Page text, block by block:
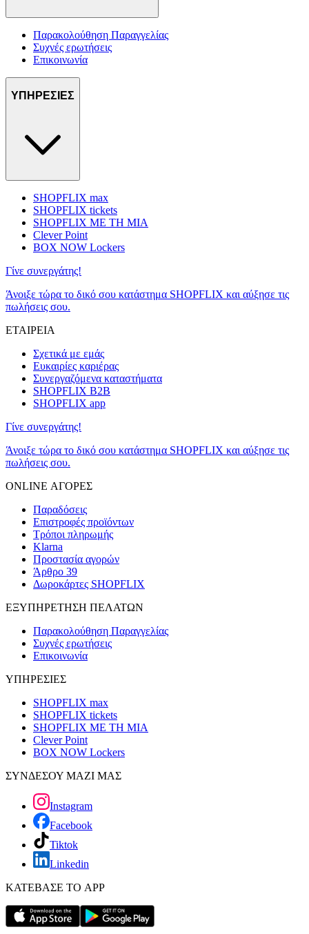
Παρακολούθηση Παραγγελίας
Συχνές ερωτήσεις
Επικοινωνία
ΥΠΗΡΕΣΙΕΣ
SHOPFLIX max
SHOPFLIX tickets
SHOPFLIX ΜΕ ΤΗ ΜΙΑ
Clever Point
BOX NOW Lockers
Γίνε συνεργάτης!
Άνοιξε τώρα το δικό σου κατάστημα SHOPFLIX και αύξησε τις
πωλήσεις σου.
ΕΤΑΙΡΕΙΑ
Σχετικά με εμάς
Ευκαιρίες καριέρας
Συνεργαζόμενα καταστήματα
SHOPFLIX B2B
SHOPFLIX app
Γίνε συνεργάτης!
Άνοιξε τώρα το δικό σου κατάστημα SHOPFLIX και αύξησε τις
πωλήσεις σου.
ONLINE ΑΓΟΡΕΣ
Παραδόσεις
Επιστροφές προϊόντων
Τρόποι πληρωμής
Klarna
Προστασία αγορών
Άρθρο 39
Δωροκάρτες SHOPFLIX
ΕΞΥΠΗΡΕΤΗΣΗ ΠΕΛΑΤΩΝ
Παρακολούθηση Παραγγελίας
Συχνές ερωτήσεις
Επικοινωνία
ΥΠΗΡΕΣΙΕΣ
SHOPFLIX max
SHOPFLIX tickets
SHOPFLIX ΜΕ ΤΗ ΜΙΑ
Clever Point
BOX NOW Lockers
ΣΥΝΔΕΣΟΥ ΜΑΖΙ ΜΑΣ
Instagram
Facebook
Tiktok
Linkedin
ΚΑΤΕΒΑΣΕ ΤΟ APP